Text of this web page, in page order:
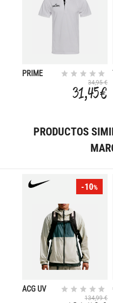
PRIME
34,95 €
31,45 €
PRODUCTOS
-10%
ACG UV
134,99 €